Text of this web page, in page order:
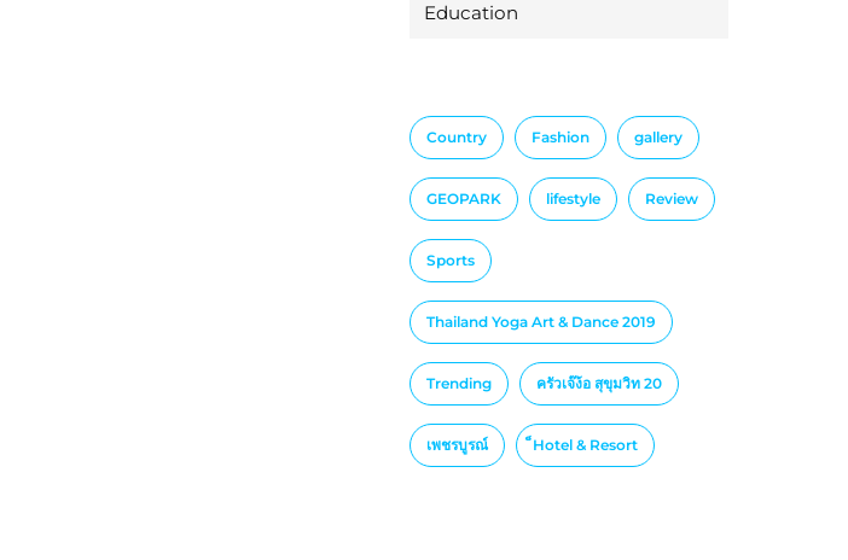
Education
Country Fashion gallery
GEOPARK lifestyle Review
Sports
Thailand Yoga Art & Dance 2019
Trending ครัวเจ๊ง้อ สุขุมวิท 20
เพชรบูรณ์ ็Hotel & Resort